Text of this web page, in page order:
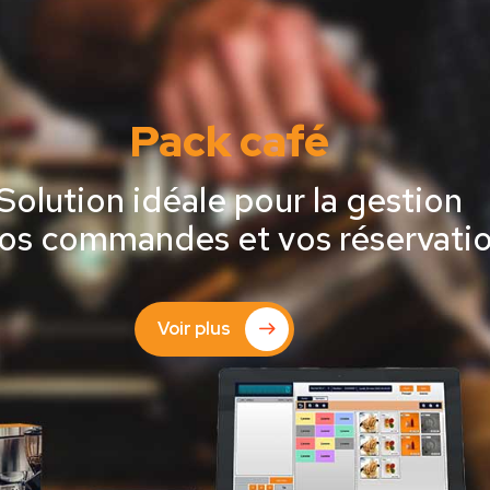
Pack café
idéale pour la gestion
commandes et vos
Voir plus